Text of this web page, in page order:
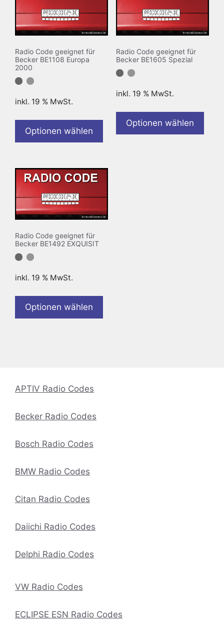
Radio Code geeignet für
Becker BE1108 Europa
2000
inkl. 19 % MwSt.
Optionen wählen
Radio Code geeignet für
Becker BE1605 Spezial
inkl. 19 % MwSt.
Optionen wählen
Radio Code geeignet für
Becker BE1492 EXQUISIT
inkl. 19 % MwSt.
Optionen wählen
APTIV Radio Codes
Becker Radio Codes
Bosch Radio Codes
BMW Radio Codes
Citan Radio Codes
Daiichi Radio Codes
Delphi Radio Codes
VW Radio Codes
ECLIPSE ESN Radio Codes